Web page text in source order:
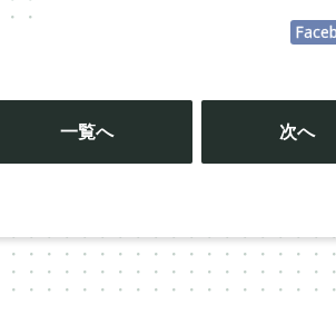
投
稿
ナ
ビ
ョ
ン
一覧へ 次へ